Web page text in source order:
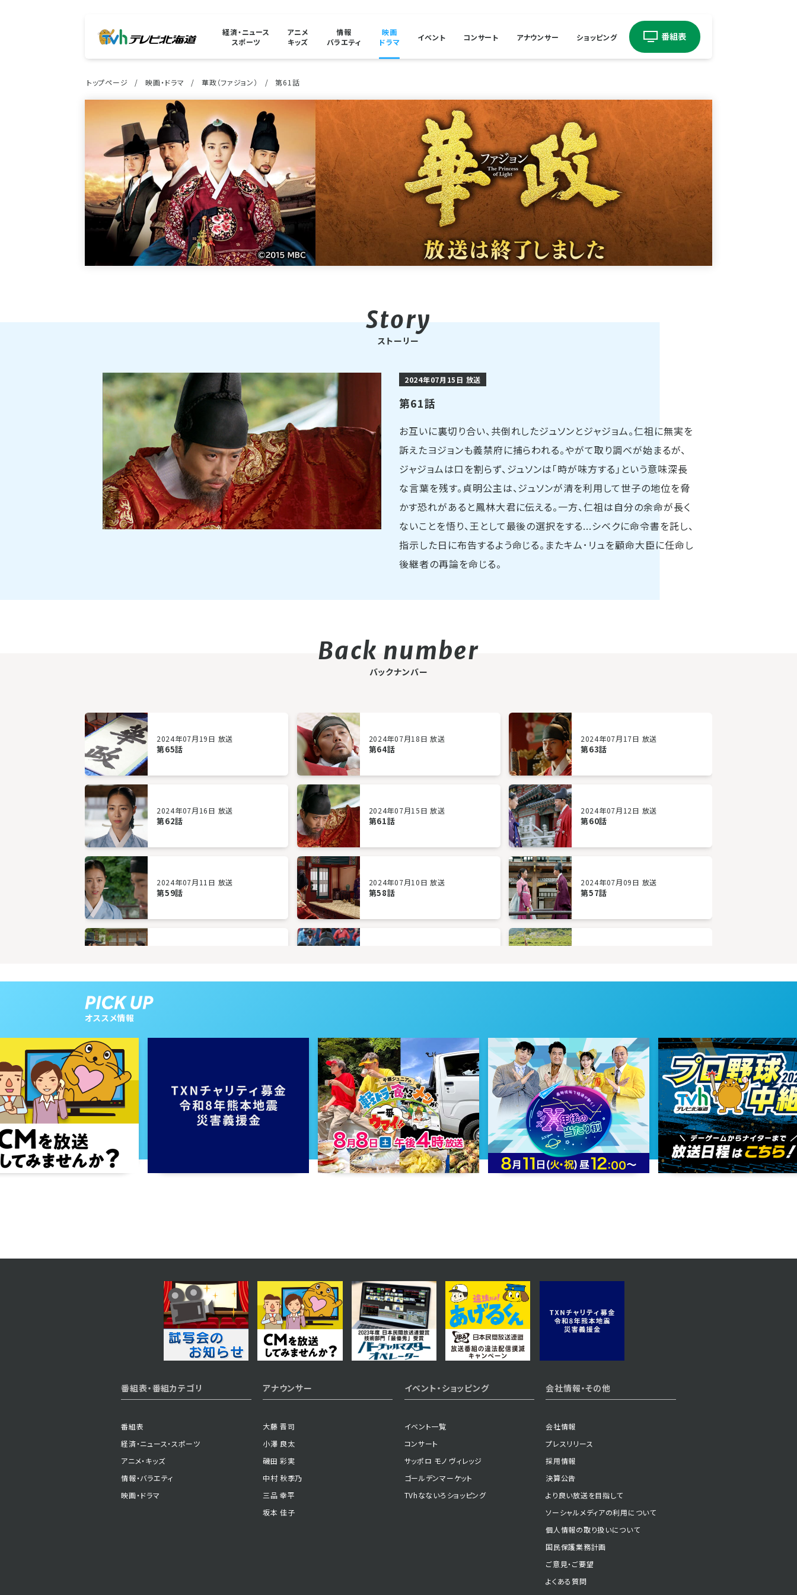
経済・ニュース
スポーツ
アニメ
キッズ
情報
バラエティ
映画
ドラマ
イベント コンサート アナウンサー ショッピング
トップページ 映画・ドラマ 華政（ファジョン） 第61話
ストーリー
2024年07月15日 放送
第61話
お互いに裏切り合い、共倒れしたジュソンとジャジョム。仁祖に無実を
訴えたヨジョンも義禁府に捕らわれる。やがて取り調べが始まるが、
ジャジョムは口を割らず、ジュソンは「時が味方する」という意味深長
な言葉を残す。貞明公主は、ジュソンが清を利用して世子の地位を脅
かす恐れがあると鳳林大君に伝える。一方、仁祖は自分の余命が長く
ないことを悟り、王として最後の選択をする...シベクに命令書を託し、
指示した日に布告するよう命じる。またキム･リュを顧命大臣に任命し
後継者の再論を命じる。
バックナンバー
2024年07月19日 放送
第65話
2024年07月18日 放送
第64話
2024年07月17日 放送
第63話
2024年07月16日 放送
第62話
2024年07月15日 放送
第61話
2024年07月12日 放送
第60話
2024年07月11日 放送
第59話
2024年07月10日 放送
第58話
2024年07月09日 放送
第57話
第53話 第52話 第51話
2024年06月28日 放送
第50話
2024年06月27日 放送
第49話
2024年06月26日 放送
第48話
2024年06月24日 放送 2024年06月21日 放送
2024年06月17日 放送
第41話
2024年06月14日 放送
第40話
2024年06月13日 放送
第39話
2024年06月12日 放送
第38話
2024年06月11日 放送 2024年06月10日 放送
第36話
2024年06月07日 放送
第35話
2024年06月06日 放送
2024年05月31日 放送
オススメ情報
番組表・番組カテゴリ
番組表
経済・ニュース・スポーツ
アニメ・キッズ
情報・バラエティ
映画・ドラマ
アナウンサー
大藤 晋司
小澤 良太
磯田 彩実
中村 秋季乃
三品 幸平
坂本 佳子
イベント・ショッピング
イベント一覧
コンサート
サッポロ モノ ヴィレッジ
ゴールデンマーケット
TVhなないろショッピング
会社情報・その他
会社情報
プレスリリース
採用情報
決算公告
より良い放送を目指して
ソーシャルメディアの利用について
個人情報の取り扱いについて
国民保護業務計画
ご意見・ご要望
よくある質問